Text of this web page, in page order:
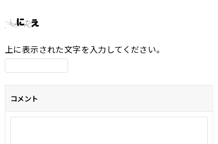
上に表示された文字を入力してください。
コメント